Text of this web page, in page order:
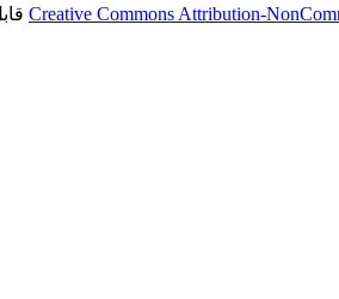
Creative Commons Attribution-